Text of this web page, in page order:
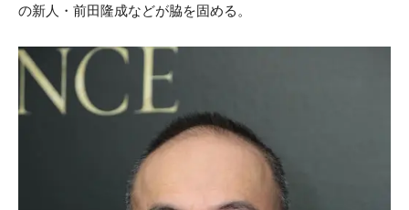
の新人・前田隆成などが脇を固める。